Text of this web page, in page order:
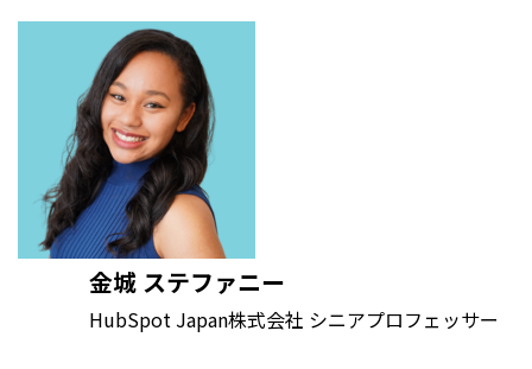
金城 ステファニー
HubSpot Japan株式会社 シニアプロフェッサー